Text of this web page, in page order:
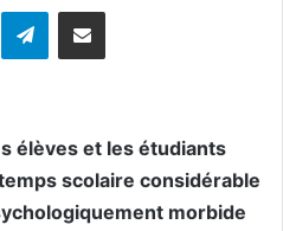
WhatsApp Telegram
élèves et les étudiants
scolaire considérable
morbide